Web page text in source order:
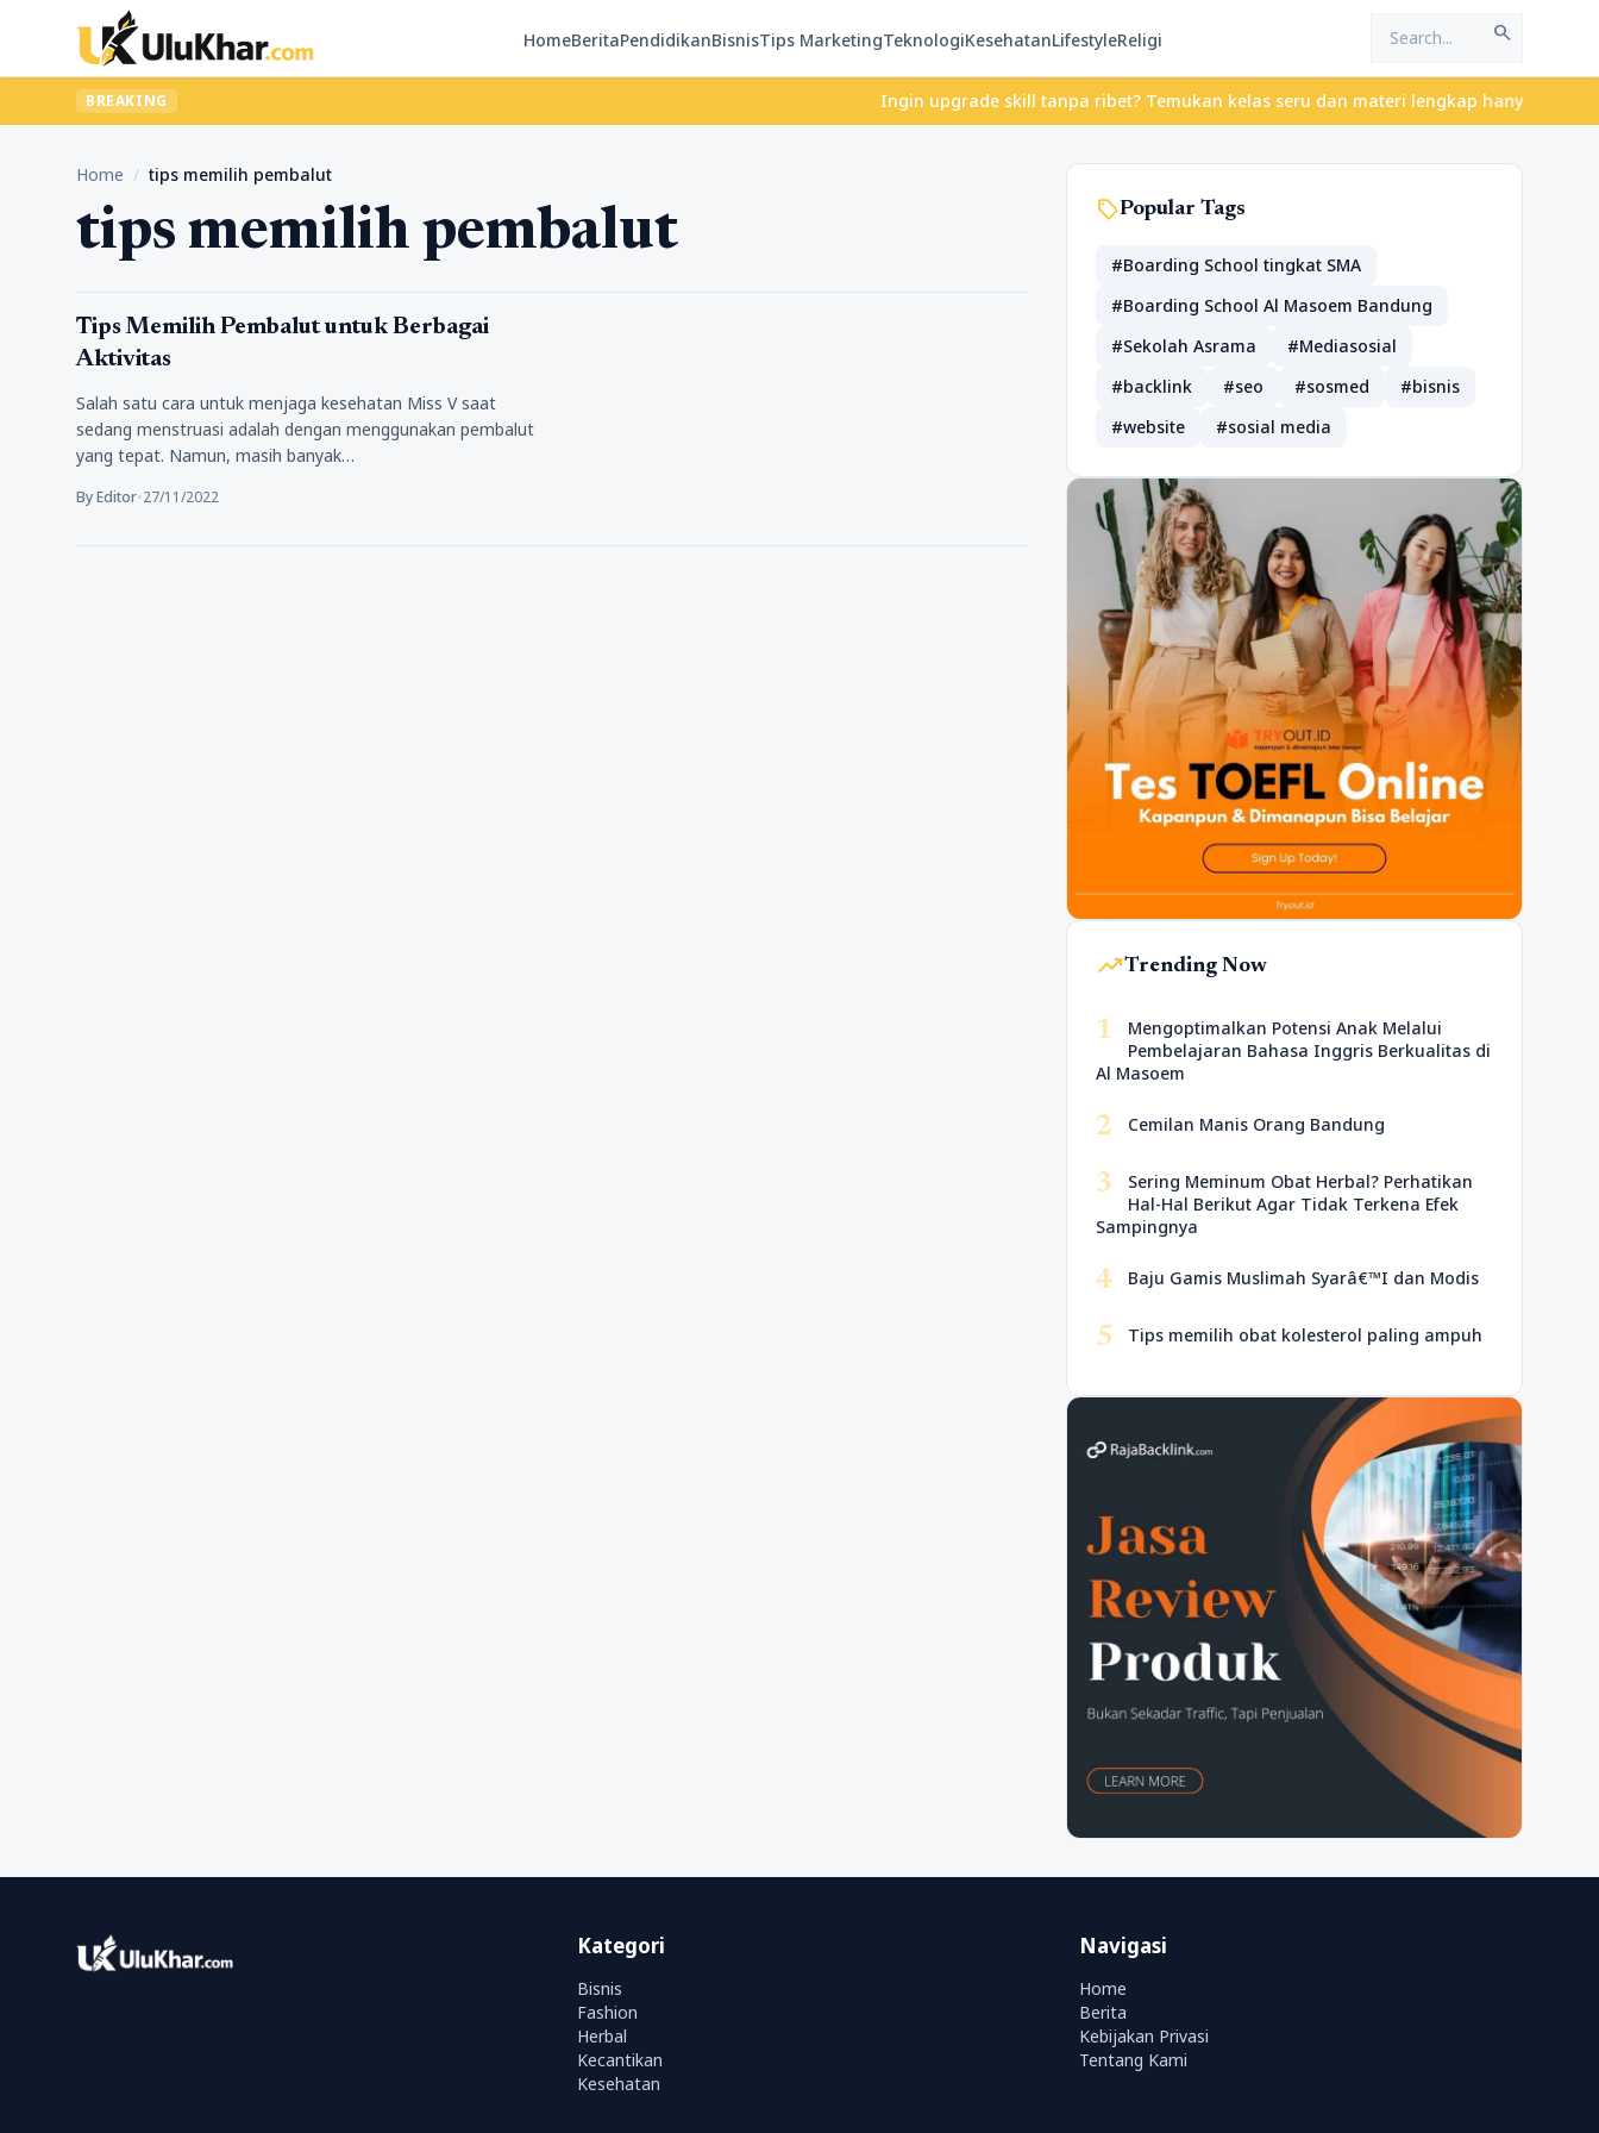
HomeBeritaPendidikanBisnisTips MarketingTeknologiKesehatanLifestyleReligi search
BREAKING Ingin upgrade skill tanpa ribet? Temukan kelas seru dan materi lengkap hanya di
Home / tips memilih pembalut
tips memilih pembalut
Kesehatan
Tips Memilih Pembalut untuk Berbagai
Aktivitas
Salah satu cara untuk menjaga kesehatan Miss V saat
sedang menstruasi adalah dengan menggunakan pembalut
yang tepat. Namun, masih banyak…
By Editor•27/11/2022
sellPopular Tags
#Boarding School tingkat SMA
#Boarding School Al Masoem Bandung
#Sekolah Asrama
#Mediasosial
#backlink
#seo #sosmed
#bisnis
#website
#sosial media
trending_upTrending Now
1
Mengoptimalkan Potensi Anak Melalui
Pembelajaran Bahasa Inggris Berkualitas di
Al Masoem
2 Cemilan Manis Orang Bandung
3
Sering Meminum Obat Herbal? Perhatikan
Hal-Hal Berikut Agar Tidak Terkena Efek
Sampingnya
4 Baju Gamis Muslimah Syarâ€™I dan Modis
5 Tips memilih obat kolesterol paling ampuh
Kategori
Bisnis
Fashion
Herbal
Kecantikan
Kesehatan
Navigasi
Home
Berita
Kebijakan Privasi
Tentang Kami